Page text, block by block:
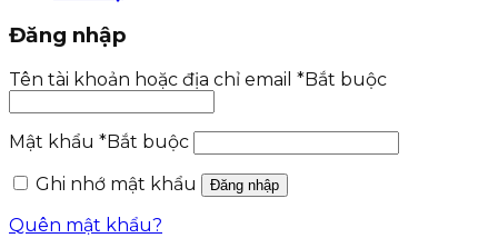
Đăng nhập
Tên tài khoản hoặc địa chỉ email *Bắt buộc
Mật khẩu *Bắt buộc
Ghi nhớ mật khẩu
Đăng nhập
Quên mật khẩu?